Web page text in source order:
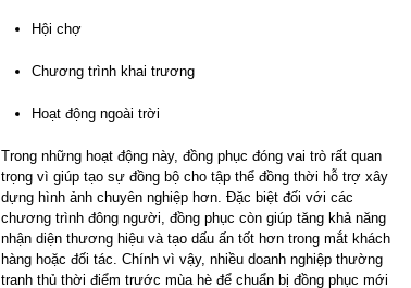
Hội chợ
Chương trình khai trương
Hoạt động ngoài trời
Trong những hoạt động này, đồng phục đóng vai trò rất quan
trọng vì giúp tạo sự đồng bộ cho tập thể đồng thời hỗ trợ xây
dựng hình ảnh chuyên nghiệp hơn. Đặc biệt đối với các
chương trình đông người, đồng phục còn giúp tăng khả năng
nhận diện thương hiệu và tạo dấu ấn tốt hơn trong mắt khách
hàng hoặc đối tác. Chính vì vậy, nhiều doanh nghiệp thường
tranh thủ thời điểm trước mùa hè để chuẩn bị đồng phục mới